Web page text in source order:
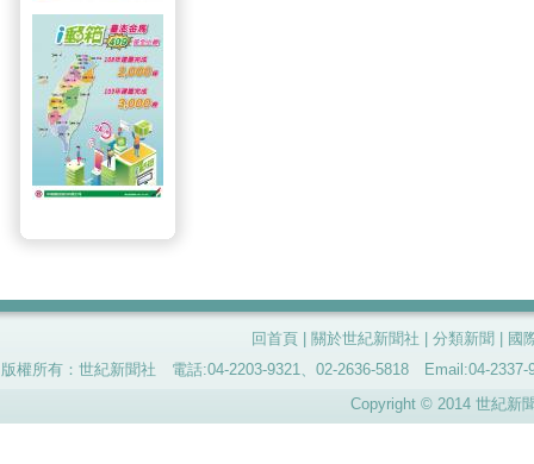
回首頁 關於世紀新聞社 分類新聞
國
版權所有：世紀新聞社 電話:04-2203-9321、02-2636-5818 Email:04-
Copyright © 2014 世紀新